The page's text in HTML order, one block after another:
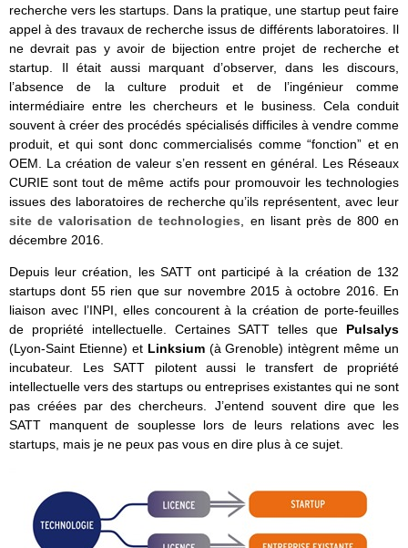
recherche vers les startups. Dans la pratique, une startup peut faire
appel à des travaux de recherche issus de différents laboratoires. Il
ne devrait pas y avoir de bijection entre projet de recherche et
startup. Il était aussi marquant d’observer, dans les discours,
l’absence de la culture produit et de l’ingénieur comme
intermédiaire entre les chercheurs et le business. Cela conduit
souvent à créer des procédés spécialisés difficiles à vendre comme
produit, et qui sont donc commercialisés comme “fonction” et en
OEM. La création de valeur s’en ressent en général. Les Réseaux
CURIE sont tout de même actifs pour promouvoir les technologies
issues des laboratoires de recherche qu’ils représentent, avec leur
site de valorisation de technologies , en lisant près de 800 en
décembre 2016.
Depuis leur création, les SATT ont participé à la création de 132
startups dont 55 rien que sur novembre 2015 à octobre 2016. En
liaison avec l’INPI, elles concourent à la création de porte-feuilles
de propriété intellectuelle. Certaines SATT telles que Pulsalys
(Lyon-Saint Etienne) et Linksium(à Grenoble) intègrent même un
incubateur. Les SATT pilotent aussi le transfert de propriété
intellectuelle vers des startups ou entreprises existantes qui ne sont
pas créées par des chercheurs. J’entend souvent dire que les
SATT manquent de souplesse lors de leurs relations avec les
startups, mais je ne peux pas vous en dire plus à ce sujet.